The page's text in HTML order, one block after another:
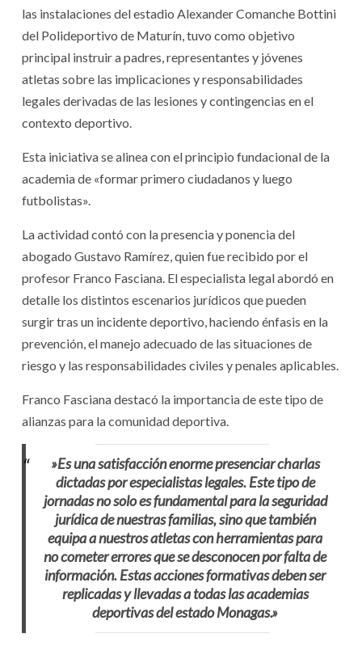
las instalaciones del estadio Alexander Comanche Bottini
del Polideportivo de Maturín, tuvo como objetivo
principal instruir a padres, representantes y jóvenes
atletas sobre las implicaciones y responsabilidades
legales derivadas de las lesiones y contingencias en el
contexto deportivo.
Esta iniciativa se alinea con el principio fundacional de la
academia de «formar primero ciudadanos y luego
futbolistas».
​La actividad contó con la presencia y ponencia del
abogado Gustavo Ramírez, quien fue recibido por el
profesor Franco Fasciana. El especialista legal abordó en
detalle los distintos escenarios jurídicos que pueden
surgir tras un incidente deportivo, haciendo énfasis en la
prevención, el manejo adecuado de las situaciones de
riesgo y las responsabilidades civiles y penales aplicables.
​Franco Fasciana destacó la importancia de este tipo de
alianzas para la comunidad deportiva.
​»Es una satisfacción enorme presenciar charlas
dictadas por especialistas legales. Este tipo de
jornadas no solo es fundamental para la seguridad
jurídica de nuestras familias, sino que también
equipa a nuestros atletas con herramientas para
no cometer errores que se desconocen por falta de
información. Estas acciones formativas deben ser
replicadas y llevadas a todas las academias
deportivas del estado Monagas.»